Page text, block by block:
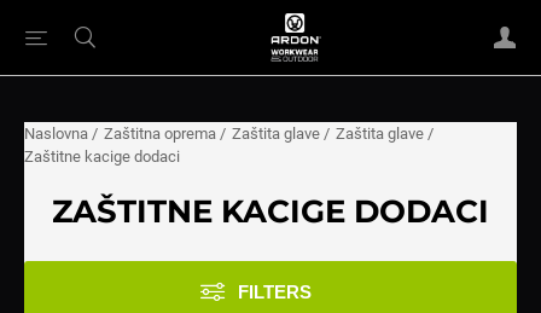
Naslovna / Zaštitna oprema / Zaštita glave / Zaštita glave /
Zaštitne kacige dodaci
ZAŠTITNE KACIGE DODACI
FILTERS